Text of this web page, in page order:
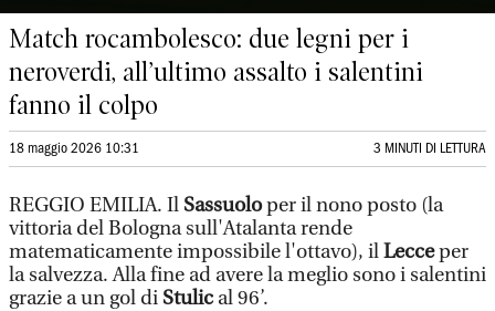
Match rocambolesco: due legni per i
neroverdi, all’ultimo assalto i salentini
fanno il colpo
18 maggio 2026 10:31 3 MINUTI DI LETTURA
REGGIO EMILIA. Il Sassuoloper il nono posto (la
vittoria del Bologna sull'Atalanta rende
matematicamente impossibile l'ottavo), ilLecceper
la salvezza. Alla fine ad avere la meglio sono i salentini
grazie a un gol di Stulic al 96’.